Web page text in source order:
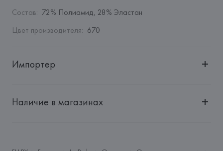
Состав: 72% Полиамид, 28% Эластан
Цвет производителя: 670
Импортер
"БелВиринея"
Наличие в магазинах